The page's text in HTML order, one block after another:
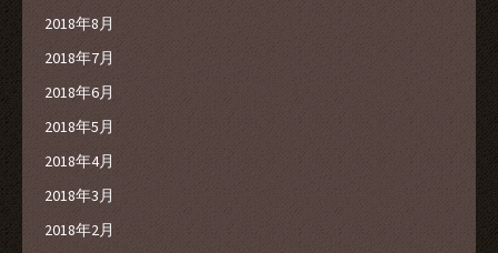
2018年8月
2018年7月
2018年6月
2018年5月
2018年4月
2018年3月
2018年2月